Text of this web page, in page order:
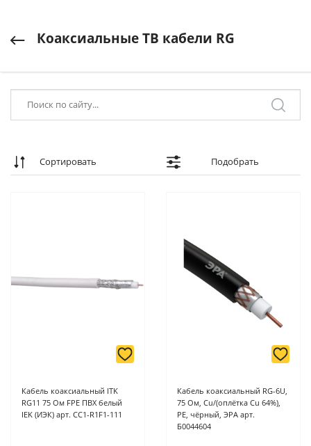
Коаксиальные ТВ кабели RG
Сортировать Подобрать
Кабель коаксиальный ITK
RG11 75 Ом FPE ПВХ белый
IEK (ИЭК) арт. CC1-R1F1-111
Кабель коаксиальный RG-6U,
75 Ом, Cu/(оплётка Cu 64%),
PE, чёрный, ЭРА арт.
Б0044604